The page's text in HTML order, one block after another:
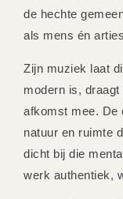
de hechte
als mens én
Zijn muziek laat
modern is,
afkomst mee. De
natuur en ruimte
dicht bij die
werk authentiek,